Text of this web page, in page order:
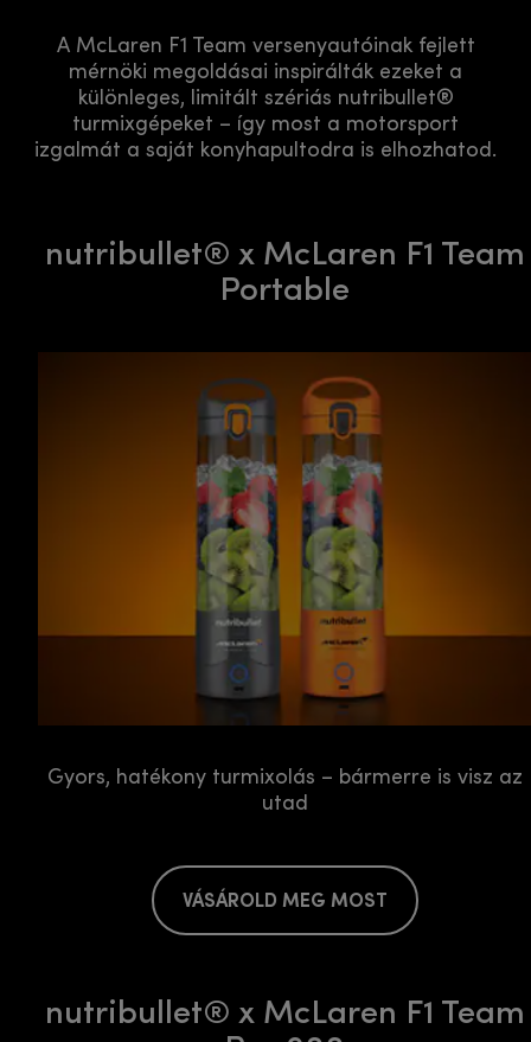
A McLaren F1 Team versenyautóinak fejlett
mérnöki megoldásai inspirálták ezeket a
különleges, limitált szériás nutribullet®
turmixgépeket – így most a motorsport
izgalmát a saját konyhapultodra is elhozhatod.
nutribullet® x McLaren F1 Team
Portable
Gyors, hatékony turmixolás – bármerre is visz az
utad
VÁSÁROLD MEG MOST
nutribullet® x McLaren F1 Team